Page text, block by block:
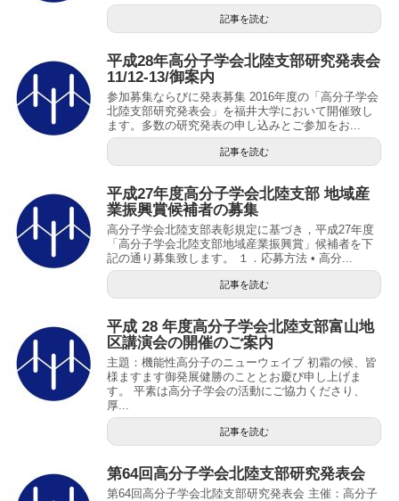
記事を読む
平成28年高分子学会北陸支部研究発表会
11/12-13/御案内
参加募集ならびに発表募集 2016年度の「高分子学会
北陸支部研究発表会」を福井大学において開催致し
ます。多数の研究発表の申し込みとご参加をお...
記事を読む
平成27年度高分子学会北陸支部 地域産
業振興賞候補者の募集
高分子学会北陸支部表彰規定に基づき，平成27年度
「高分子学会北陸支部地域産業振興賞」候補者を下
記の通り募集致します。 １．応募方法 • 高分...
記事を読む
平成 28 年度高分子学会北陸支部富山地
区講演会の開催のご案内
主題：機能性高分子のニューウェイブ 初霜の候、皆
様ますます御発展健勝のこととお慶び申し上げま
す。 平素は高分子学会の活動にご協力くださり、
厚...
記事を読む
第64回高分子学会北陸支部研究発表会
第64回高分子学会北陸支部研究発表会 主催：高分子